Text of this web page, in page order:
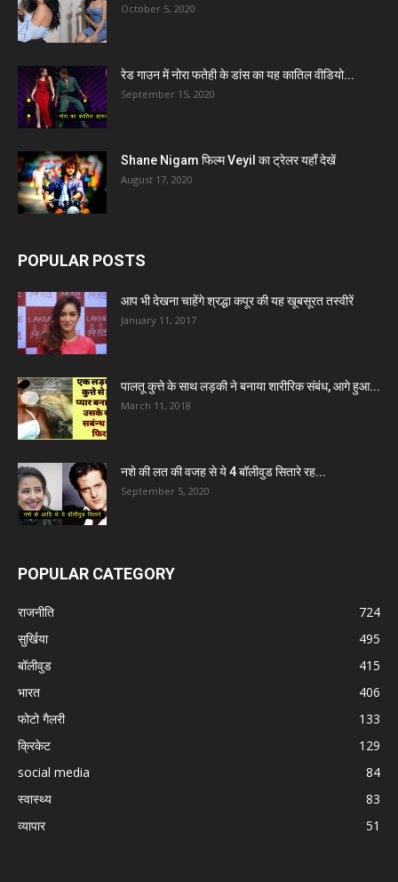
October 5, 2020
रेड गाउन में नोरा फतेही के डांस का यह कातिल वीडियो...
September 15, 2020
Shane Nigam फिल्म Veyil का ट्रेलर यहाँ देखें
August 17, 2020
POPULAR POSTS
आप भी देखना चाहेंगे श्रद्धा कपूर की यह खूबसूरत तस्वीरें
January 11, 2017
पालतू कुत्ते के साथ लड़की ने बनाया शारीरिक संबंध, आगे हुआ...
March 11, 2018
नशे की लत की वजह से ये 4 बॉलीवुड सितारे रह...
September 5, 2020
POPULAR CATEGORY
राजनीति
724
सुर्खिया
495
बॉलीवुड
415
भारत
406
फोटो गैलरी
133
क्रिकेट
129
social media
84
स्वास्थ्य
83
व्यापार
51